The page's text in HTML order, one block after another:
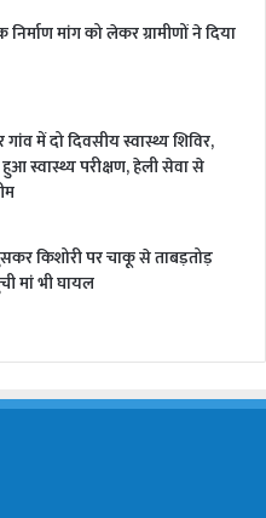
मांग को लेकर ग्रामीणों ने दिया
गांव में दो दिवसीय स्वास्थ्य शिविर,
हुआ स्वास्थ्य परीक्षण, हेली सेवा से
किशोरी पर चाकू से ताबड़तोड़
मां भी घायल